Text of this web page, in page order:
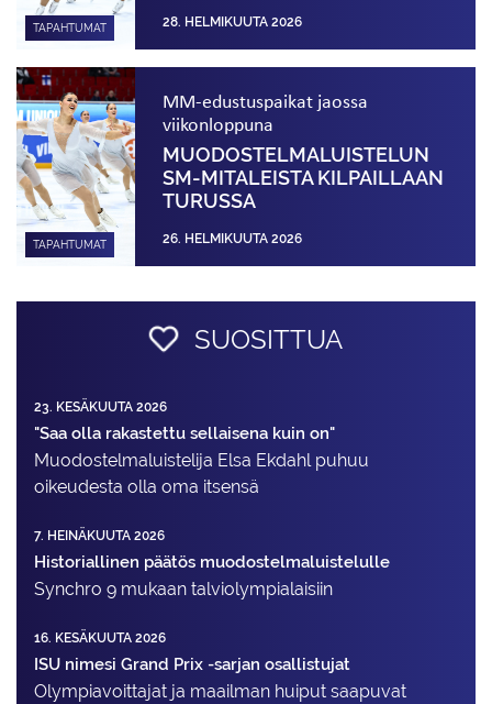
TAPAHTUMAT 28. HELMIKUUTA 2026
TAPAHTUMAT
MM-edustuspaikat jaossa
viikonloppuna
MUODOSTELMALUISTELUN
SM-MITALEISTA KILPAILLAAN
TURUSSA
26. HELMIKUUTA 2026
SUOSITTUA
23. KESÄKUUTA 2026
"Saa olla rakastettu sellaisena kuin on"
Muodostelma­luistelija Elsa Ekdahl puhuu
oikeudesta olla oma itsensä
7. HEINÄKUUTA 2026
Historiallinen päätös muodostelmaluistelulle
Synchro 9 mukaan talviolympialaisiin
16. KESÄKUUTA 2026
ISU nimesi Grand Prix -sarjan osallistujat
Olympiavoittajat ja maailman huiput saapuvat